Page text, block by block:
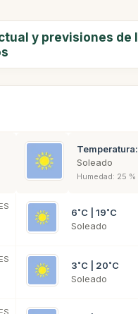
y previsiones de
Temperatura:
Soleado
Humedad: 25 %
6˚C | 19˚C
Soleado
3˚C | 20˚C
Soleado